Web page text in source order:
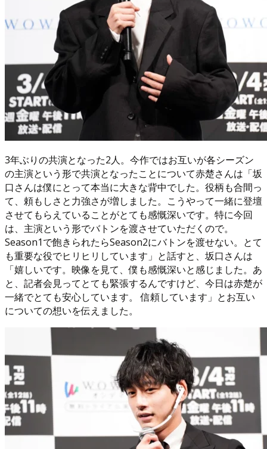
3年ぶりの共演となった2人。今作ではお互いが各シーズン
の主演という形で共演となったことについて赤楚さんは「坂
口さんは僕にとって本当に大きな背中でした。役柄も合間っ
て、頼もしさと力強さが増しました。こうやって一緒に登壇
させてもらえていることがとても感慨深いです。特に今回
は、主演という形でバトンを渡させていただくので。
Season1で飽きられたらSeason2にバトンを渡せない。とて
も重要な役でヒリヒリしています」と話すと、坂口さんは
「嬉しいです。映像を見て、僕も感慨深いと感じました。あ
と、記者会見ってとても緊張するんですけど、今日は赤楚が
一緒でとても安心しています。 信頼しています」とお互い
についての想いを伝えました。